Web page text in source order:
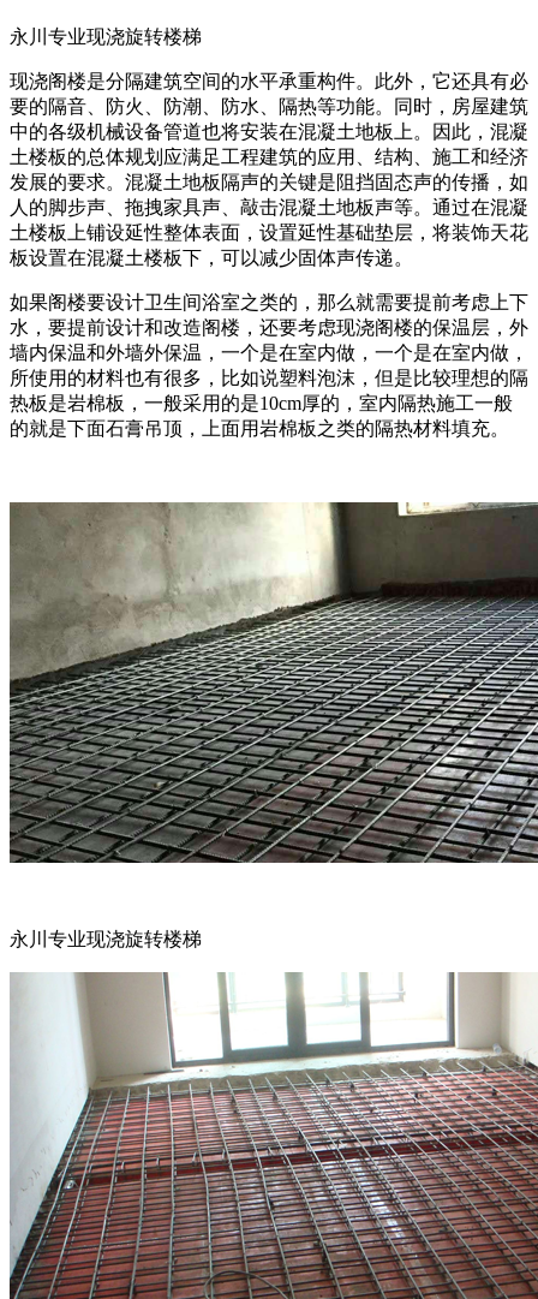
永川专业现浇旋转楼梯
现浇阁楼是分隔建筑空间的水平承重构件。此外，它还具有必
要的隔音、防火、防潮、防水、隔热等功能。同时，房屋建筑
中的各级机械设备管道也将安装在混凝土地板上。因此，混凝
土楼板的总体规划应满足工程建筑的应用、结构、施工和经济
发展的要求。混凝土地板隔声的关键是阻挡固态声的传播，如
人的脚步声、拖拽家具声、敲击混凝土地板声等。通过在混凝
土楼板上铺设延性整体表面，设置延性基础垫层，将装饰天花
板设置在混凝土楼板下，可以减少固体声传递。
如果阁楼要设计卫生间浴室之类的，那么就需要提前考虑上下
水，要提前设计和改造阁楼，还要考虑现浇阁楼的保温层，外
墙内保温和外墙外保温，一个是在室内做，一个是在室内做，
所使用的材料也有很多，比如说塑料泡沫，但是比较理想的隔
热板是岩棉板，一般采用的是10cm厚的，室内隔热施工一般
的就是下面石膏吊顶，上面用岩棉板之类的隔热材料填充。
永川专业现浇旋转楼梯